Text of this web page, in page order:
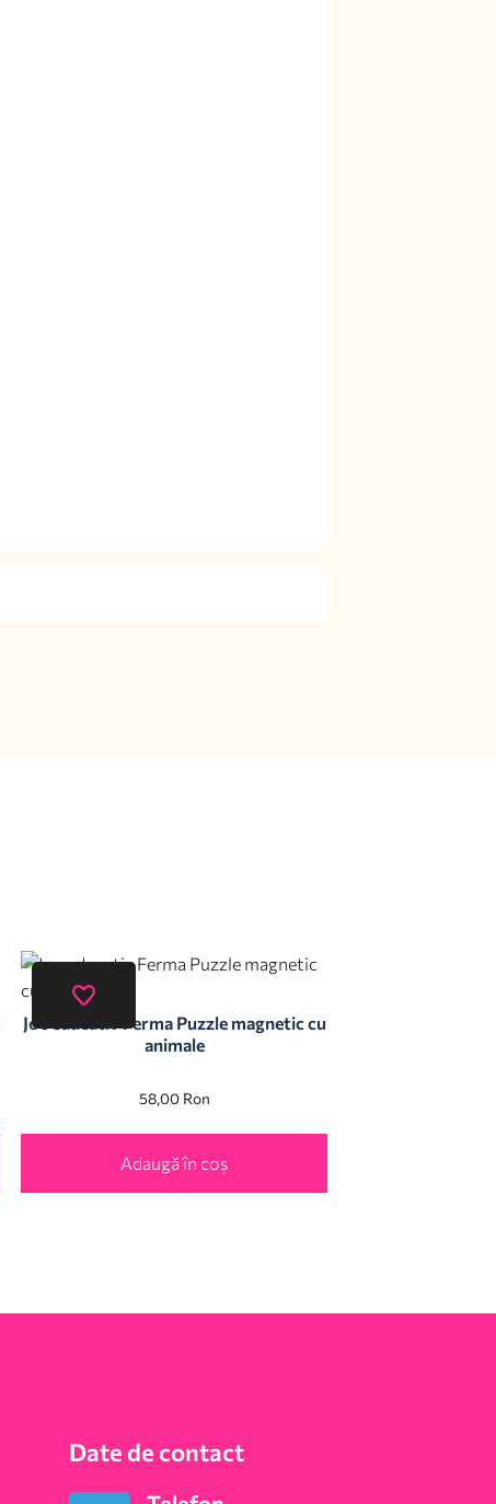
Joc educativ Ferma Puzzle magnetic cu
animale
58,00 Ron
Adaugă în coș
Date de contact